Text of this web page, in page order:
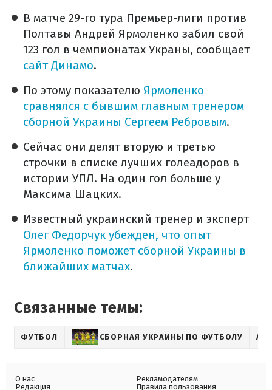
В матче 29-го тура Премьер-лиги против
Полтавы Андрей Ярмоленко забил свой
123 гол в чемпионатах Украны, сообщает
сайт Динамо.
По этому показателю Ярмоленко
сравнялся с бывшим главным тренером
сборной Украины Сергеем Ребровым.
Сейчас они делят вторую и третью
строчки в списке лучших голеадоров в
истории УПЛ. На один гол больше у
Максима Шацких.
Известный украинский тренер и эксперт
Олег Федорчук убежден, что опыт
Ярмоленко поможет сборной Украины в
ближайших матчах.
Связанные темы:
ФУТБОЛ СБОРНАЯ УКРАИНЫ ПО ФУТБОЛУ
О нас
Редакция
Рекламодателям
Правила пользования